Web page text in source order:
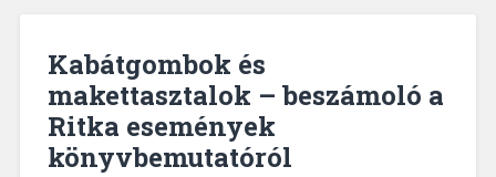
Kabátgombok és
makettasztalok – beszámoló a
Ritka események
könyvbemutatóról